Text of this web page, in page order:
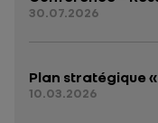
30.07.2026
Plan stratégique «
10.03.2026